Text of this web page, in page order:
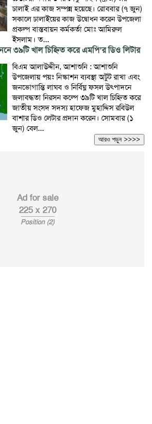
ঢালাই এর কাজ সম্পন্ন হয়েছে। রোববার (৭ জুন)
সকালে ঢালাইয়ের কাজ উদ্বোধন করেন উপজেলা
প্রকল্প বাস্তবায়ন কর্মকর্তা মোঃ আমিরুল
ইসলাম। ত...
৩৯টি খাল চিহ্নিত করে এমপি’র ডিও লিটার
বিএম আলাউদ্দীন, আশাশুনি : আশাশুনি
উপজেলায় পয়ঃ নিস্কাশন ব্যবস্থা অটুট রাখা এবং
জনভোগান্তি লাঘব ও নির্বিঘ্ন ফসল উৎপাদনে
জলাবদ্ধতা নিরসন কল্পে ৩৯টি খাল চিহ্নিত করে
জাতীয় সংসদ সদস্য হাফেজ মুহাদ্দিস রবিউল
বাশার ডিও লেটার প্রদান করেন। সোমবার (১
জুন) বেল...
আরও পড়ুন >>>>
Ad for sale
225 x 270
Position (2)